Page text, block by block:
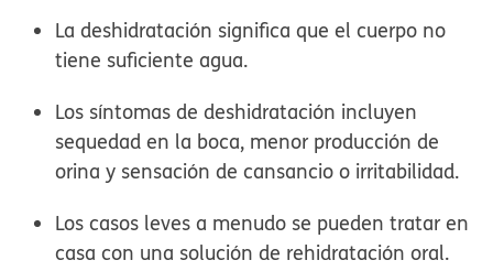
La deshidratación significa que el cuerpo no
tiene suficiente agua.
Los síntomas de deshidratación incluyen
sequedad en la boca, menor producción de
orina y sensación de cansancio o irritabilidad.
Los casos leves a menudo se pueden tratar en
casa con una solución de rehidratación oral.